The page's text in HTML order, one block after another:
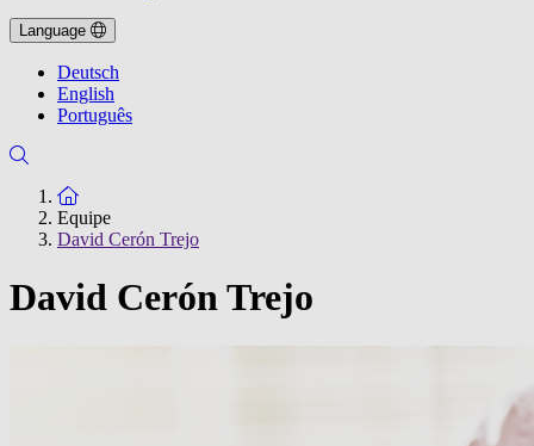
Language
Deutsch
English
Português
To the homepage
Equipe
David Cerón Trejo
David Cerón Trejo